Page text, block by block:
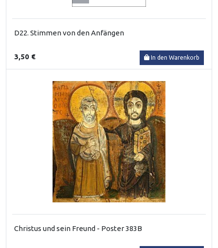
D22. Stimmen von den Anfängen
3,50 € In den Warenkorb
Christus und sein Freund - Poster 383B